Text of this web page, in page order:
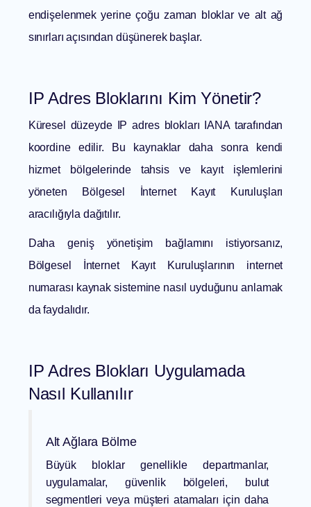
endişelenmek yerine çoğu zaman bloklar ve alt ağ
sınırları açısından düşünerek başlar.
IP Adres Bloklarını Kim Yönetir?
Küresel düzeyde IP adres blokları IANA tarafından
koordine edilir. Bu kaynaklar daha sonra kendi
hizmet bölgelerinde tahsis ve kayıt işlemlerini
yöneten Bölgesel İnternet Kayıt Kuruluşları
aracılığıyla dağıtılır.
Daha geniş yönetişim bağlamını istiyorsanız,
Bölgesel İnternet Kayıt Kuruluşlarının internet
numarası kaynak sistemine nasıl uyduğunu anlamak
da faydalıdır.
IP Adres Blokları Uygulamada
Nasıl Kullanılır
Alt Ağlara Bölme
Büyük bloklar genellikle departmanlar,
uygulamalar, güvenlik bölgeleri, bulut
segmentleri veya müşteri atamaları için daha